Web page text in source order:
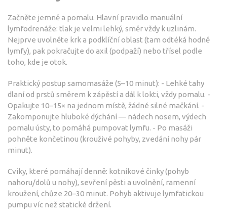
Začněte jemně a pomalu. Hlavní pravidlo manuální
lymfodrenáže: tlak je velmi lehký, směr vždy k uzlinám.
Nejprve uvolněte krk a podklíční oblast (tam odtéká hodně
lymfy), pak pokračujte do axil (podpaží) nebo třísel podle
toho, kde je otok.
Praktický postup samomasáže (5–10 minut): - Lehké tahy
dlaní od prstů směrem k zápěstí a dál k lokti, vždy pomalu. -
Opakujte 10–15× na jednom místě, žádné silné mačkání. -
Zakomponujte hluboké dýchání — nádech nosem, výdech
pomalu ústy, to pomáhá pumpovat lymfu. - Po masáži
pohněte končetinou (krouživé pohyby, zvedání nohy pár
minut).
Cviky, které pomáhají denně: kotníkové činky (pohyb
nahoru/dolů u nohy), sevření pěsti a uvolnění, ramenní
kroužení, chůze 20–30 minut. Pohyb aktivuje lymfatickou
pumpu víc než statické držení.